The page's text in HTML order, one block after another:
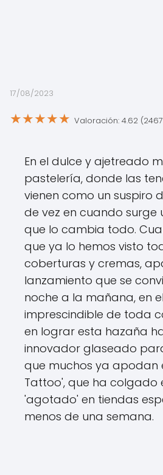
17/08/2023
★★★★★ Valoración: 4.62
En el dulce y ajetreado
pastelería, donde las
vienen como un suspiro
de vez en cuando surge
que lo cambia todo.
que ya lo hemos visto
coberturas y cremas,
lanzamiento que se
noche a la mañana, en
imprescindible de toda
en lograr esta hazaña
innovador glaseado
que muchos ya apodan
Tattoo', que ha colgado
'agotado' en tiendas
menos de una semana.